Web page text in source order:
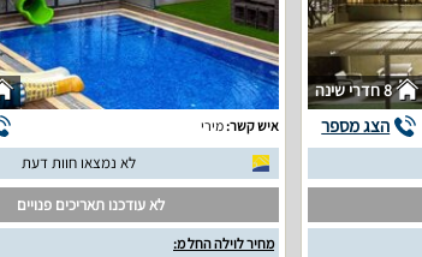
8 חדרי שינה
הצג מספר איש קשר:מירי
לא נמצאו חוות דעת
לא עודכנו תאריכים פנויים
מחיר לוילה החל מ: